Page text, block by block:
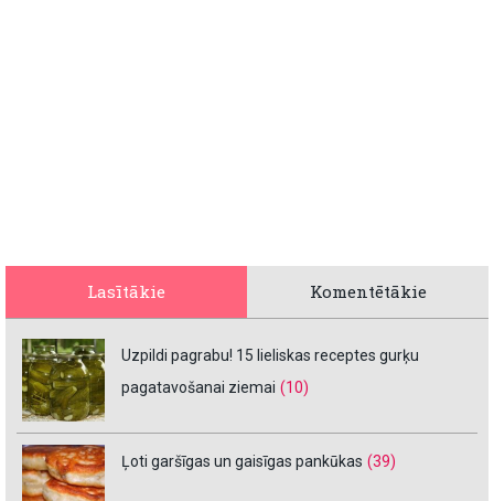
Lasītākie Komentētākie
Uzpildi pagrabu! 15 lieliskas receptes gurķu
pagatavošanai ziemai (10)
Ļoti garšīgas un gaisīgas pankūkas (39)